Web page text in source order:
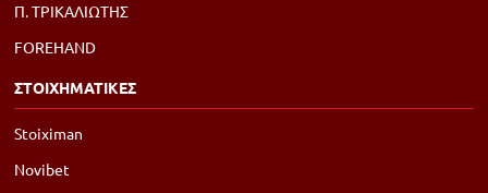
Π. ΤΡΙΚΑΛΙΩΤΗΣ
FOREHAND
ΣΤΟΙΧΗΜΑΤΙΚΕΣ
Stoiximan
Novibet